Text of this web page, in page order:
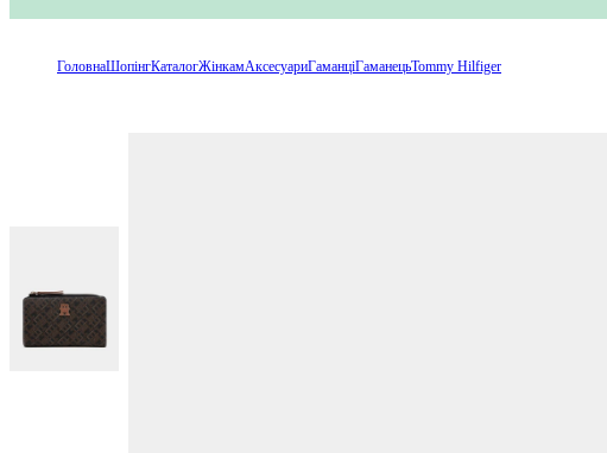
ГоловнаШопінгКаталогЖінкамАксесуариГаманціГаманецьTommy Hilfiger